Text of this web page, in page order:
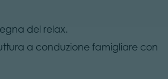
del relax.
a conduzione famigliare con